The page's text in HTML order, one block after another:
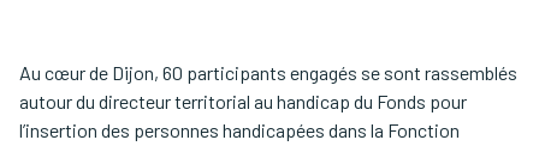
Au cœur de Dijon, 60 participants engagés se sont rassemblés
autour du directeur territorial au handicap du Fonds pour
l’insertion des personnes handicapées dans la Fonction